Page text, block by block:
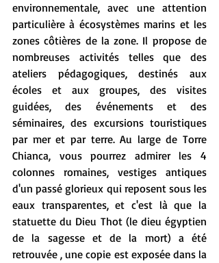
environnementale, avec une attention
particulière à écosystèmes marins et les
zones côtières de la zone. Il propose de
nombreuses activités telles que des
ateliers pédagogiques, destinés aux
écoles et aux groupes, des visites
guidées, des événements et des
séminaires, des excursions touristiques
par mer et par terre. Au large de Torre
Chianca, vous pourrez admirer les 4
colonnes romaines, vestiges antiques
d'un passé glorieux qui reposent sous les
eaux transparentes, et c'est là que la
statuette du Dieu Thot (le dieu égyptien
de la sagesse et de la mort) a été
retrouvée , une copie est exposée dans la